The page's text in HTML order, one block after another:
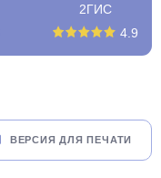
2ГИС
4.9
ВЕРСИЯ ДЛЯ ПЕЧАТИ